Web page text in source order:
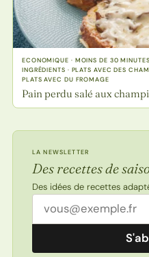
ECONOMIQUE · MOINS DE 30
INGRÉDIENTS · PLATS AVEC DES
PLATS AVEC DU FROMAGE
Pain perdu salé aux
LA NEWSLETTER
Des recettes de
Des idées de recettes
Adresse email